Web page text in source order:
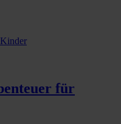
Policy
für